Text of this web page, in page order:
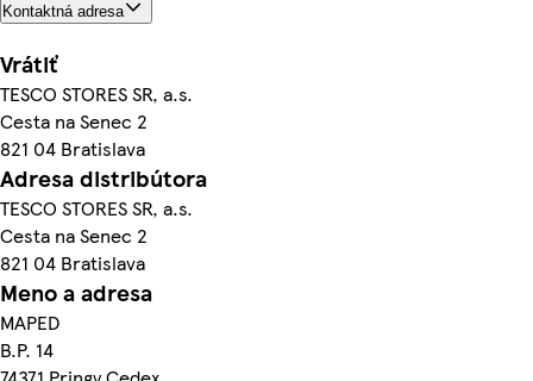
Kontaktná adresa
Vrátiť
TESCO STORES SR, a.s.
Cesta na Senec 2
821 04 Bratislava
Adresa distribútora
TESCO STORES SR, a.s.
Cesta na Senec 2
821 04 Bratislava
Meno a adresa
MAPED
B.P. 14